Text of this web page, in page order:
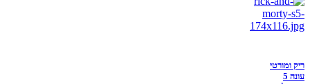
ריק ומורטי
עונה 5